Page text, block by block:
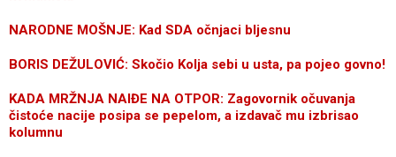
NARODNE MOŠNJE: Kad SDA očnjaci bljesnu
BORIS DEŽULOVIĆ: Skočio Kolja sebi u usta, pa pojeo govno!
KADA MRŽNJA NAIĐE NA OTPOR: Zagovornik očuvanja
čistoće nacije posipa se pepelom, a izdavač mu izbrisao
kolumnu